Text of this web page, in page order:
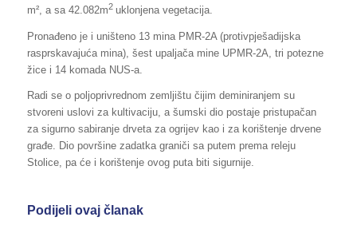
m², a sa 42.082m2 uklonjena vegetacija.
Pronađeno je i uništeno 13 mina PMR-2A (protivpješadijska
rasprskavajuća mina), šest upaljača mine UPMR-2A, tri potezne
žice i 14 komada NUS-a.
Radi se o poljoprivrednom zemljištu čijim deminiranjem su
stvoreni uslovi za kultivaciju, a šumski dio postaje pristupačan
za sigurno sabiranje drveta za ogrijev kao i za korištenje drvene
građe. Dio površine zadatka graniči sa putem prema releju
Stolice, pa će i korištenje ovog puta biti sigurnije.
Podijeli ovaj članak